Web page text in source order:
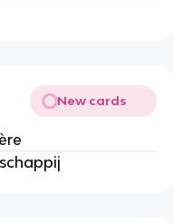
New cards